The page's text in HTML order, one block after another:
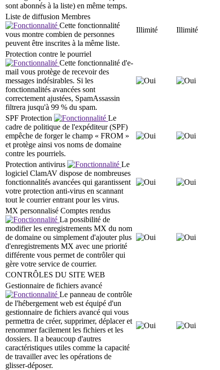
sont abonnés à la liste) en même temps.
Liste de diffusion Membres
Cette fonctionnalité
vous montre combien de personnes
peuvent être inscrites à la même liste.
Illimité Illimité
Protection contre le pourriel
Cette fonctionnalité d'e-
mail vous protège de recevoir des
messages indésirables. Si les
fonctionnalités avancées sont
correctement ajustées, SpamAssassin
filtrera jusqu'à 99 % du spam.
SPF Protection
Le
cadre de politique de l'expéditeur (SPF)
empêche de forger le champ « FROM »
et protège ainsi vos noms de domaine
contre les pourriels.
Protection antivirus
Le
logiciel ClamAV dispose de nombreuses
fonctionnalités avancées qui garantissent
votre protection anti-virus en scannant
tout le courrier entrant pour les virus.
MX personnalisé Comptes rendus
La possibilité de
modifier les enregistrements MX du nom
de domaine ou simplement d'ajouter plus
d'enregistrements MX avec une priorité
différente vous permet de contrôler qui
gère votre service de courrier.
CONTRÔLES DU SITE WEB
Gestionnaire de fichiers avancé
Le panneau de contrôle
de l'hébergement web est équipé d'un
gestionnaire de fichiers avancé qui vous
permettra de créer, supprimer, déplacer et
renommer facilement les fichiers et les
dossiers. Il a beaucoup d'autres
caractéristiques utiles comme la capacité
de travailler avec les opérations de
glisser-déposer.